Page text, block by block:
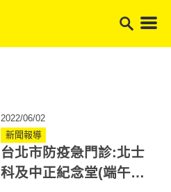
2022/06/02
新聞報導
台北市防疫急門診:北士
科及中正紀念堂(端午不